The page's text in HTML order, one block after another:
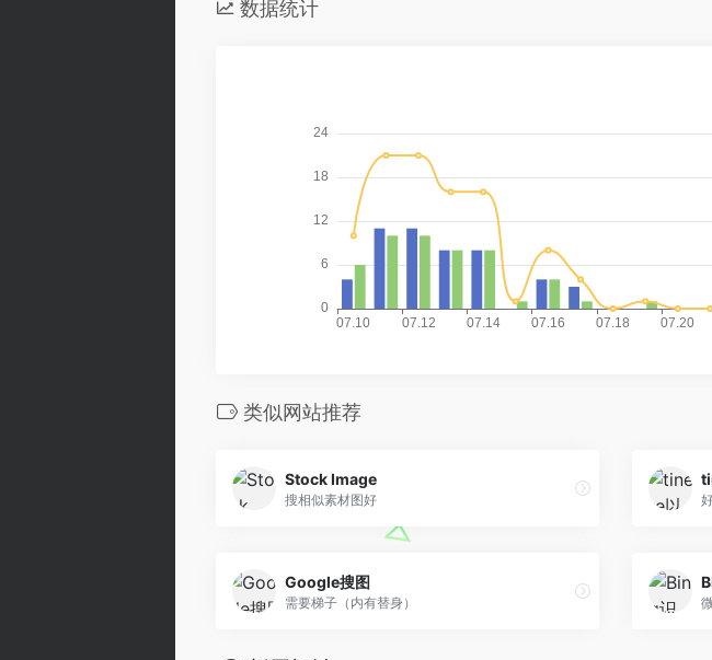
数据统计
类似网站推荐
Stock Image
搜相似素材图好
Google搜图
需要梯子（内有替身）